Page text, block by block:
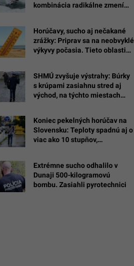
kombinácia radikálne zmení
Horúčavy, sucho aj nečakané
zrážky: Priprav sa na neobvyklé
výkyvy počasia. Tieto oblasti
SHMÚ zvyšuje výstrahy: Búrky
s krúpami zasiahnu stred aj
východ, na týchto miestach
Koniec pekelných horúčav na
Slovensku: Teploty spadnú aj o
viac ako 10 stupňov,
Extrémne sucho odhalilo v
Dunaji 500-kilogramovú
bombu. Zasiahli pyrotechnici